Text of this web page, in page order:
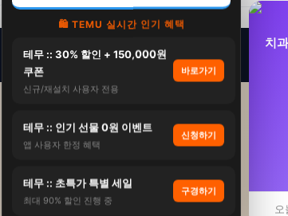
🧬
🛍️ TEMU 실시간 인기 혜택
테무 :: 30% 할인 + 150,000원
쿠폰
신규/재설치 사용자 전용
바로가기
테무 :: 인기 선물 0원 이벤트
앱 사용자 한정 혜택
신청하기
테무 :: 초특가 특별 세일
최대 90% 할인 진행 중
구경하기
치
오